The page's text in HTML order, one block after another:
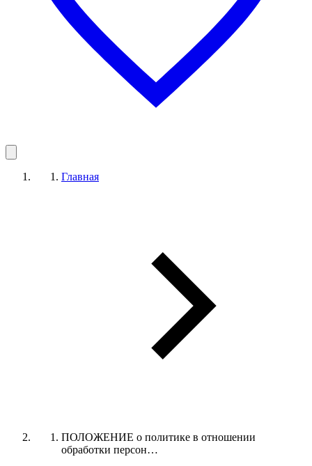
Главная
ПОЛОЖЕНИЕ о политике в отношении
обработки персон…